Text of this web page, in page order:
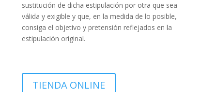
sustitución de dicha estipulación por otra que sea
válida y exigible y que, en la medida de lo posible,
consiga el objetivo y pretensión reflejados en la
estipulación original.
TIENDA ONLINE